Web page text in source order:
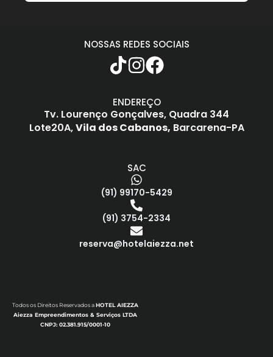
SAC
(91) 99170-5429
(91) 3754-2334
reserva@hotelaiezza.net
ENDEREÇO
Tv. Lourenço Gonçalves, Quadra 344
Lote20A,Vila dos Cabanos, Barcarena-PA
NOSSAS REDES SOCIAIS
Todos os Direitos Reservados aHOTEL AIEZZA
Aiezza Empreendimentos & Serviços LTDA
CNPJ: 02.381.915/0001-10